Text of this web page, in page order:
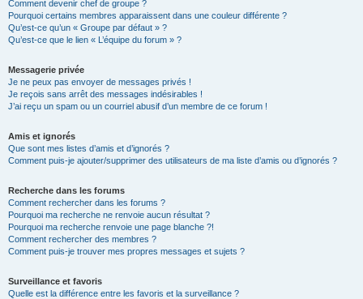
Comment devenir chef de groupe ?
Pourquoi certains membres apparaissent dans une couleur différente ?
Qu’est-ce qu’un « Groupe par défaut » ?
Qu’est-ce que le lien « L’équipe du forum » ?
Messagerie privée
Je ne peux pas envoyer de messages privés !
Je reçois sans arrêt des messages indésirables !
J’ai reçu un spam ou un courriel abusif d’un membre de ce forum !
Amis et ignorés
Que sont mes listes d’amis et d’ignorés ?
Comment puis-je ajouter/supprimer des utilisateurs de ma liste d’amis ou d’ignorés ?
Recherche dans les forums
Comment rechercher dans les forums ?
Pourquoi ma recherche ne renvoie aucun résultat ?
Pourquoi ma recherche renvoie une page blanche ?!
Comment rechercher des membres ?
Comment puis-je trouver mes propres messages et sujets ?
Surveillance et favoris
Quelle est la différence entre les favoris et la surveillance ?